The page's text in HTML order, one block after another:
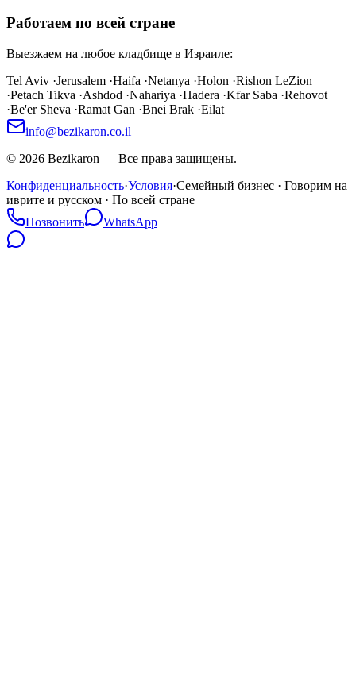
Работаем по всей стране
Выезжаем на любое кладбище в Израиле:
Tel Aviv ·Jerusalem ·Haifa ·Netanya ·Holon ·Rishon LeZion
·Petach Tikva ·Ashdod ·Nahariya ·Hadera ·Kfar Saba ·Rehovot
·Be'er Sheva ·Ramat Gan ·Bnei Brak ·Eilat
info@bezikaron.co.il
© 2026 Bezikaron — Все права защищены.
Конфиденциальность·Условия·Семейный бизнес · Говорим на
иврите и русском · По всей стране
Позвонить
WhatsApp